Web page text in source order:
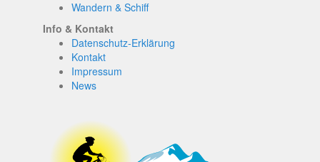
Wandern & Schiff
Info & Kontakt
Datenschutz-Erklärung
Kontakt
Impressum
News